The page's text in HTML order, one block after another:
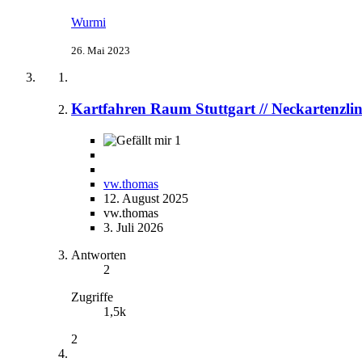
Wurmi
26. Mai 2023
Kartfahren Raum Stuttgart //
1
vw.thomas
12. August 2025
vw.thomas
3. Juli 2026
Antworten
2
Zugriffe
1,5k
2